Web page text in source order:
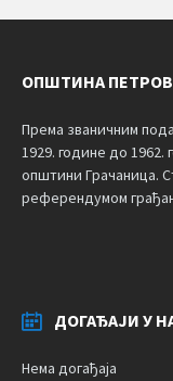
ОПШТИНА
Према званичним
1929. године до
општини Грачаница.
референдумом
ДОГАЂАЈИ У
Нема догађаја